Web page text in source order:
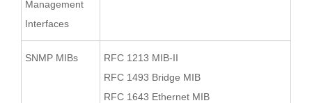
Management
Interfaces
SNMP MIBs
RFC 1213 MIB-II
RFC 1493 Bridge MIB
RFC 1643 Ethernet MIB